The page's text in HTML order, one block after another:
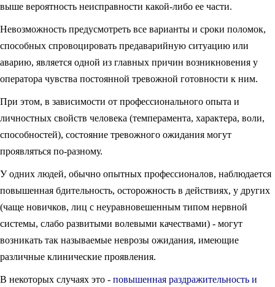
выше вероятность неисправности какой-либо ее части.
Невозможность предусмотреть все варианты и сроки поломок,
способных спровоцировать предаварийную ситуацию или
аварию, является одной из главных причин возникновения у
оператора чувства постоянной тревожной готовности к ним.
При этом, в зависимости от профессионального опыта и
личностных свойств человека (темперамента, характера, воли,
способностей), состояние тревожного ожидания могут
проявляться по-разному.
У одних людей, обычно опытных профессионалов, наблюдается
повышенная бдительность, осторожность в действиях, у других
(чаще новичков, лиц с неуравновешенным типом нервной
системы, слабо развитыми волевыми качествами) - могут
возникать так называемые неврозы ожидания, имеющие
различные клинические проявления.
В некоторых случаях это - повышенная раздражительность и